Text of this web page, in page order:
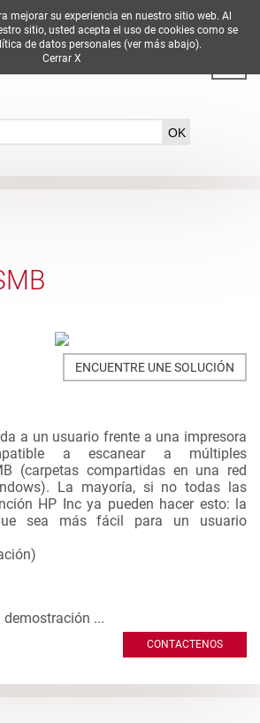
DE EN ES FR
ENCUENTRE UNE SOLUCIÓN
a un usuario frente a una impresora
a escanear a múltiples
(carpetas compartidas en una red
La mayoría, si no todas las
HP Inc ya pueden hacer esto: la
sea más fácil para un usuario
)
...
CONTACTENOS
mejorar su experiencia en nuestro sitio web. Al
sitio, usted acepta el uso de cookies como se
de datos personales (ver más abajo).
Cerrar X